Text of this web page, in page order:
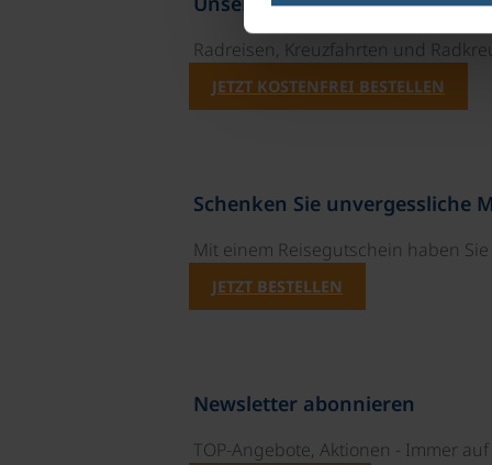
Radreisen, Kreuzfahrten und
JETZT KOSTENFREI BESTELLEN
Schenken Sie unvergessliche
Mit einem Reisegutschein haben
JETZT BESTELLEN
Newsletter abonnieren
TOP-Angebote, Aktionen - Immer